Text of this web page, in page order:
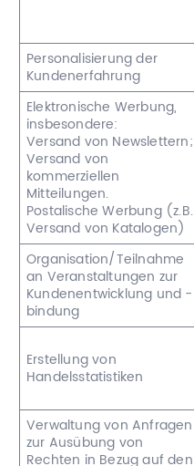
Personalisierung der
Kundenerfahrung
Elektronische Werbung,
insbesondere:
Versand von Newslettern;
Versand von
kommerziellen
Mitteilungen.
Postalische Werbung (z.B.
Versand von Katalogen)
Organisation/Teilnahme
an Veranstaltungen zur
Kundenentwicklung und -
bindung
Erstellung von
Handelsstatistiken
Verwaltung von Anfragen
zur Ausübung von
Rechten in Bezug auf den